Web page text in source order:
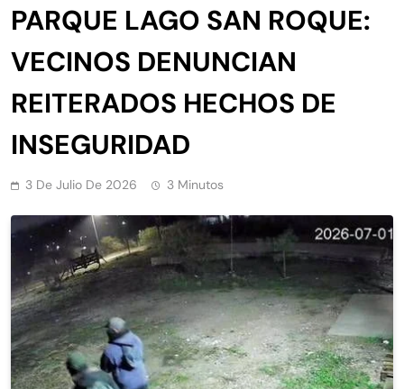
PARQUE LAGO SAN ROQUE:
VECINOS DENUNCIAN
REITERADOS HECHOS DE
INSEGURIDAD
3 De Julio De 2026 3 Minutos